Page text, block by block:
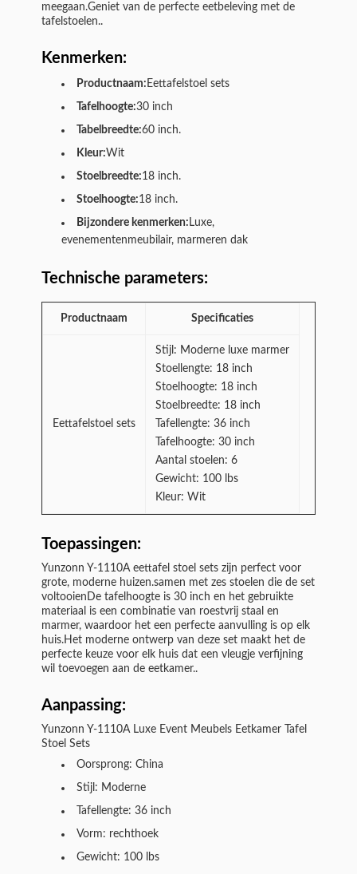
meegaan.Geniet van de perfecte eetbeleving met de
tafelstoelen..
Kenmerken:
Productnaam: Eettafelstoel sets
Tafelhoogte:30 inch
Tabelbreedte:60 inch.
Kleur:Wit
Stoelbreedte:18 inch.
Stoelhoogte:18 inch.
Bijzondere kenmerken: Luxe,
evenementenmeubilair, marmeren dak
Technische parameters:
Productnaam Specificaties
Eettafelstoel sets
Stijl: Moderne luxe marmer
Stoellengte: 18 inch
Stoelhoogte: 18 inch
Stoelbreedte: 18 inch
Tafellengte: 36 inch
Tafelhoogte: 30 inch
Aantal stoelen: 6
Gewicht: 100 lbs
Kleur: Wit
Toepassingen:
Yunzonn Y-1110A eettafel stoel sets zijn perfect voor
grote, moderne huizen.samen met zes stoelen die de set
voltooienDe tafelhoogte is 30 inch en het gebruikte
materiaal is een combinatie van roestvrij staal en
marmer, waardoor het een perfecte aanvulling is op elk
huis.Het moderne ontwerp van deze set maakt het de
perfecte keuze voor elk huis dat een vleugje verfijning
wil toevoegen aan de eetkamer..
Aanpassing:
Yunzonn Y-1110A Luxe Event Meubels Eetkamer Tafel
Stoel Sets
Oorsprong: China
Stijl: Moderne
Tafellengte: 36 inch
Vorm: rechthoek
Gewicht: 100 lbs